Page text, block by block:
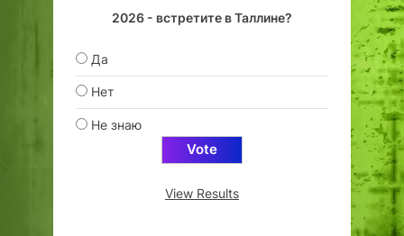
2026 - встретите в Таллине?
Да
Нет
Не знаю
View Results